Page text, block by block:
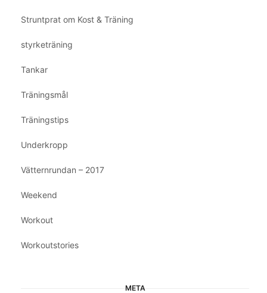
Struntprat om Kost & Träning
styrketräning
Tankar
Träningsmål
Träningstips
Underkropp
Vätternrundan – 2017
Weekend
Workout
Workoutstories
META